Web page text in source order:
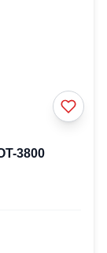
3800